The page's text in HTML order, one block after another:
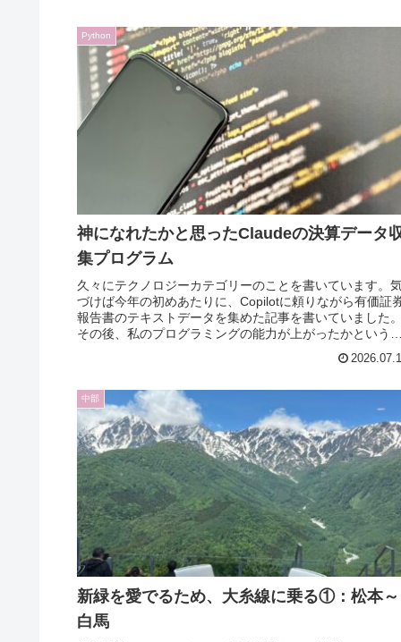
Python
神になれたかと思ったClaudeの決算データ
集プログラム
久々にテクノロジーカテゴリーのことを書いています。
づけば今年の初めあたりに、Copilotに頼りながら有価証
報告書のテキストデータを集めた記事を書いていました
その後、私のプログラミングの能力が上がったかという
中部
新緑を愛でるため、大糸線に乗る①：松本～
白馬